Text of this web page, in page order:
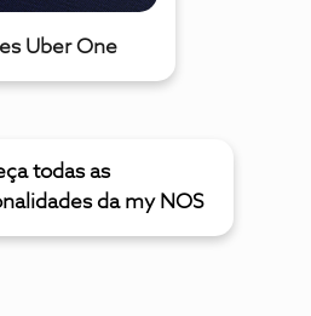
Uber One
todas as
da my NOS